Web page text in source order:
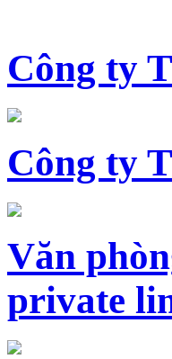
Công ty
Công ty
Văn
private